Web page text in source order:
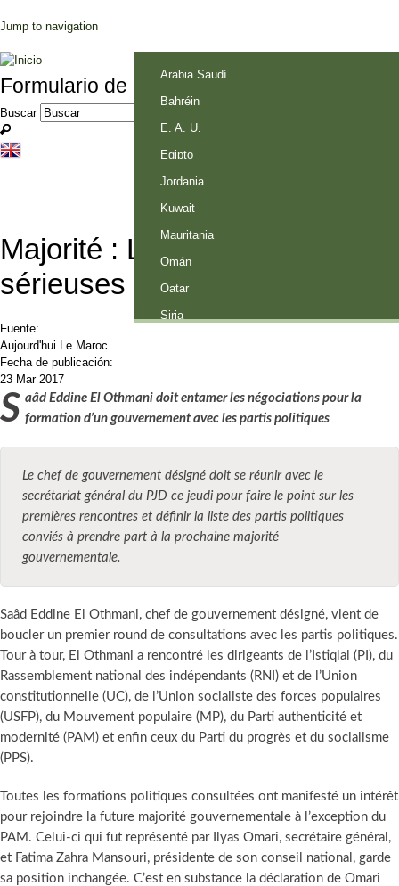
Jump to navigation
Formulario de búsqueda
Buscar
Majorité : Les choses
sérieuses commencent
Fuente:
Aujourd'hui Le Maroc
Fecha de publicación:
23 Mar 2017
Saâd Eddine El Othmani doit entamer les négociations pour la formation d’un gouvernement avec les partis politiques
Le chef de gouvernement désigné doit se réunir avec le
secrétariat général du PJD ce jeudi pour faire le point sur les
premières rencontres et définir la liste des partis politiques
conviés à prendre part à la prochaine majorité
gouvernementale.
Saâd Eddine El Othmani, chef de gouvernement désigné, vient de
boucler un premier round de consultations avec les partis politiques.
Tour à tour, El Othmani a rencontré les dirigeants de l’Istiqlal (PI), du
Rassemblement national des indépendants (RNI) et de l’Union
constitutionnelle (UC), de l’Union socialiste des forces populaires
(USFP), du Mouvement populaire (MP), du Parti authenticité et
modernité (PAM) et enfin ceux du Parti du progrès et du socialisme
(PPS).
Toutes les formations politiques consultées ont manifesté un intérêt
pour rejoindre la future majorité gouvernementale à l’exception du
PAM. Celui-ci qui fut représenté par Ilyas Omari, secrétaire général,
et Fatima Zahra Mansouri, présidente de son conseil national, garde
sa position inchangée. C’est en substance la déclaration de Omari
Palestina
Arabia Saudí
Bahréin
E. A. U.
Egipto
Jordania
Kuwait
Mauritania
Omán
Qatar
Siria